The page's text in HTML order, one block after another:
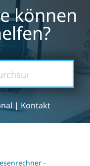
können
| Kontakt
-